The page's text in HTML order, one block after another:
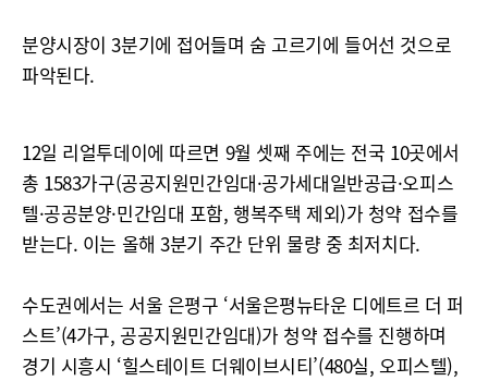
분양시장이 3분기에 접어들며 숨 고르기에 들어선 것으로
파악된다.
12일 리얼투데이에 따르면 9월 셋째 주에는 전국 10곳에서
총 1583가구(공공지원민간임대·공가세대일반공급·오피스
텔·공공분양·민간임대 포함, 행복주택 제외)가 청약 접수를
받는다. 이는 올해 3분기 주간 단위 물량 중 최저치다.
수도권에서는 서울 은평구 ‘서울은평뉴타운 디에트르 더 퍼
스트’(4가구, 공공지원민간임대)가 청약 접수를 진행하며
경기 시흥시 ‘힐스테이트 더웨이브시티’(480실, 오피스텔),